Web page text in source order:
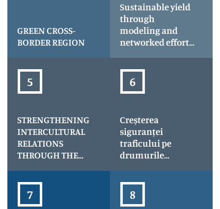
GREEN CROSS-
BORDER REGION
Sustainable yield
through
modeling and
networked efforts
underlying
community
Climate Synergy
STRENGTHENING
INTERCULTURAL
RELATIONS
THROUGH THE
INSTITUTIONS IN
SATU MARE
Creșterea
siguranței
traficului pe
drumurile
– iluminarea
trecerilor de